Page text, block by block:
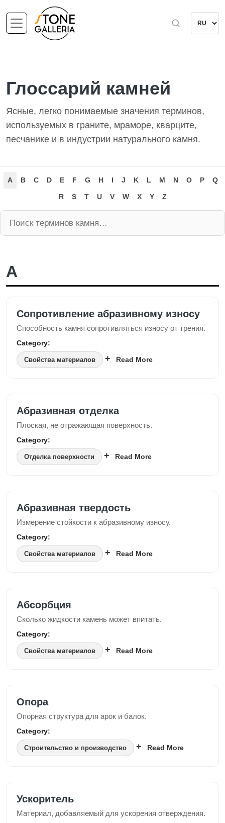
Глоссарий камней
Ясные, легко понимаемые значения терминов,
используемых в граните, мраморе, кварците,
песчанике и в индустрии натурального камня.
A B C D E F G H I J K L M N O P Q
R S T U V W X Y Z
A
Сопротивление абразивному износу
Способность камня сопротивляться износу от трения.
Category:
Свойства материалов Read More
Абразивная отделка
Плоская, не отражающая поверхность.
Category:
Отделка поверхности Read More
Абразивная твердость
Измерение стойкости к абразивному износу.
Category:
Свойства материалов Read More
Абсорбция
Сколько жидкости камень может впитать.
Category:
Свойства материалов Read More
Опора
Опорная структура для арок и балок.
Category:
Строительство и производство Read More
Ускоритель
Материал, добавляемый для ускорения отверждения.